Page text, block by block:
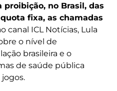
no Brasil, das
fixa, as chamadas
canal ICL Notícias, Lula
o nível de
brasileira e o
de saúde pública